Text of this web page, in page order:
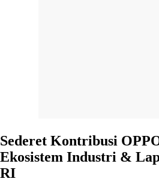
Sederet Kontribusi
Ekosistem Industri &
RI